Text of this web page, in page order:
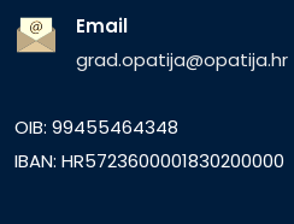
Email
grad.opatija@opatija.hr
OIB: 99455464348
IBAN: HR5723600001830200000